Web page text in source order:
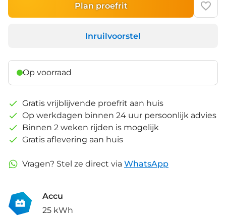
Plan proefrit
Inruilvoorstel
Op voorraad
Gratis vrijblijvende proefrit aan huis
Op werkdagen binnen 24 uur persoonlijk advies
Binnen 2 weken rijden is mogelijk
Gratis aflevering aan huis
Vragen? Stel ze direct via WhatsApp
Accu
25 kWh